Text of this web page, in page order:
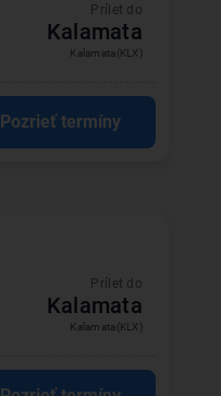
Prílet do
Kalamata
Kalamata(KLX)
Pozrieť termíny
Prílet do
Kalamata
Kalamata(KLX)